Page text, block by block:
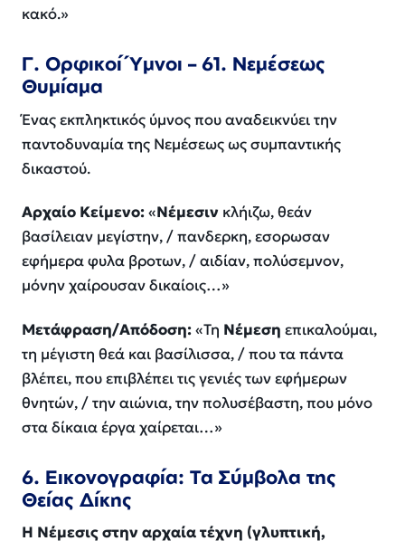
κακό.»
Γ. Ορφικοί Ύμνοι – 61. Νεμέσεως
Θυμίαμα
Ένας εκπληκτικός ύμνος που αναδεικνύει την
παντοδυναμία της Νεμέσεως ως συμπαντικής
δικαστού.
Αρχαίο Κείμενο:«Νέμεσιν κλήιζω, θεάν
βασίλειαν μεγίστην, / πανδερκη, εσορωσαν
εφήμερα φυλα βροτων, / αιδίαν, πολύσεμνον,
μόνην χαίρουσαν δικαίοις…»
Μετάφραση/Απόδοση:«Τη Νέμεση επικαλούμαι,
τη μέγιστη θεά και βασίλισσα, / που τα πάντα
βλέπει, που επιβλέπει τις γενιές των εφήμερων
θνητών, / την αιώνια, την πολυσέβαστη, που μόνο
στα δίκαια έργα χαίρεται…»
6. Εικονογραφία: Τα Σύμβολα της
Θείας Δίκης
Η Νέμεσις στην αρχαία τέχνη (γλυπτική,